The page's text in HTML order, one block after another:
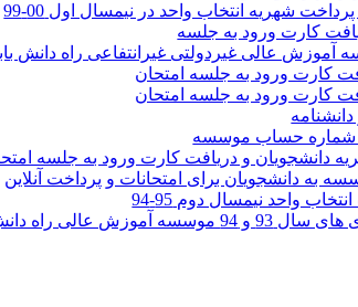
شهریه انتخاب واحد در نيمسال اول 00-99
کارت ورود به جلسه
كارت ورود به جلسه امتحان
كارت ورود به جلسه امتحان
شماره حساب موسسه
دانشجویان و دریافت کارت ورود به جلسه
به دانشجویان برای امتحانات و پرداخت آنلاین
واحد نیمسال دوم 95-94
برای نیمسال اول95-94